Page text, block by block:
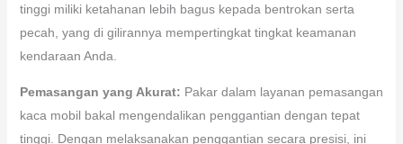
tinggi miliki ketahanan lebih bagus kepada bentrokan serta
pecah, yang di gilirannya mempertingkat tingkat keamanan
kendaraan Anda.
Pemasangan yang Akurat: Pakar dalam layanan pemasangan
kaca mobil bakal mengendalikan penggantian dengan tepat
tinggi. Dengan melaksanakan penggantian secara presisi, ini